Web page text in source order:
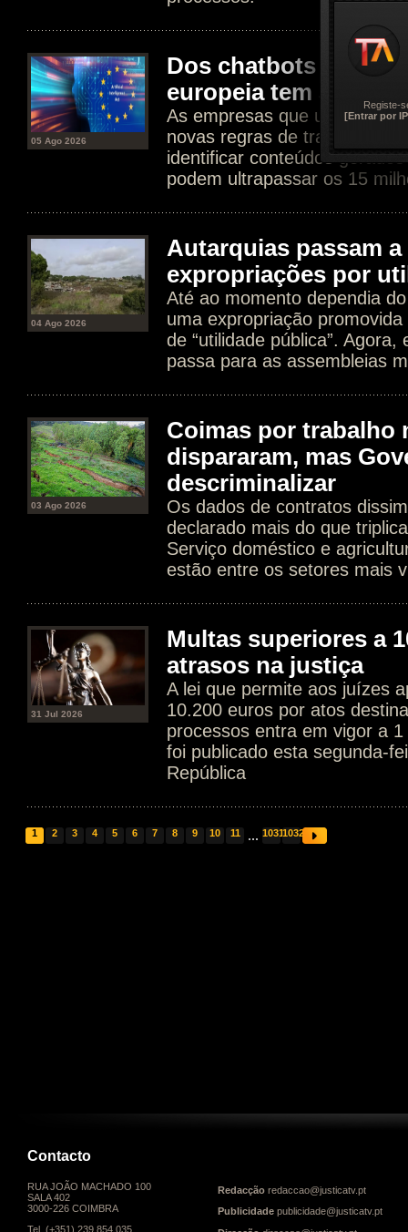
05 Ago 2026
Dos chatbots aos
europeia tem agora
As empresas que usam IA
novas regras de
identificar conteúdos
podem ultrapassar os 15
04 Ago 2026
Autarquias passam
expropriações por
Até ao momento dependia
uma expropriação
de “utilidade pública”. Agora,
passa para as assembleias
03 Ago 2026
Coimas por trabalho
dispararam, mas
descriminalizar
Os dados de contratos
declarado mais do que
Serviço doméstico e
estão entre os setores mais
31 Jul 2026
Multas superiores a
atrasos na justiça
A lei que permite aos juízes
10.200 euros por atos
processos entra em vigor a
foi publicado esta segunda-
República
1 2 3 4 5 6 7 8 9 10 11 ... 10311032
Contacto
RUA JOÃO MACHADO 100
SALA 402
3000-226 COIMBRA
Tel. (+351) 239 854 035
Redacção redaccao@justicatv.pt
Publicidade publicidade@justicatv.pt
Registe-
[Entrar por